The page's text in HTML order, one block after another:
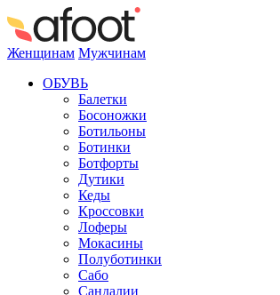
Женщинам Мужчинам
ОБУВЬ
Балетки
Босоножки
Ботильоны
Ботинки
Ботфорты
Дутики
Кеды
Кроссовки
Лоферы
Мокасины
Полуботинки
Сабо
Сандалии